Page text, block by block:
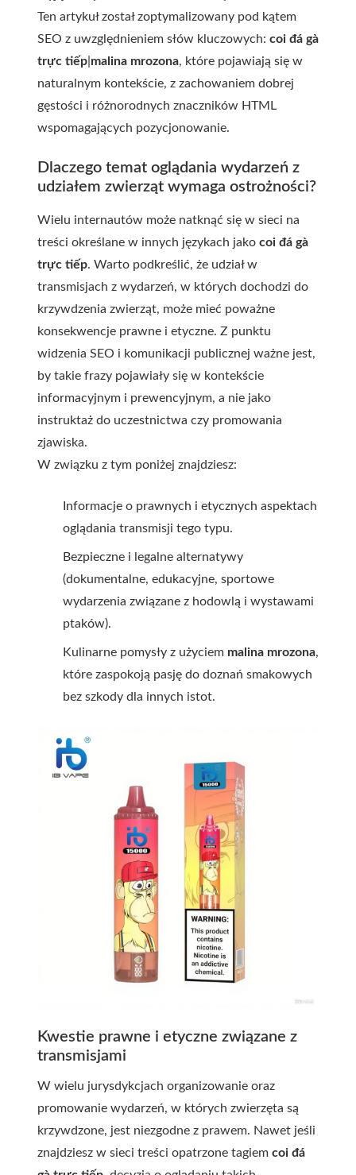
Ten artykuł został zoptymalizowany pod kątem
SEO z uwzględnieniem słów kluczowych: coi đá gà
trực tiếp malina mrozona, które pojawiają się w
naturalnym kontekście, z zachowaniem dobrej
gęstości i różnorodnych znaczników HTML
wspomagających pozycjonowanie.
Dlaczego temat oglądania wydarzeń z
udziałem zwierząt wymaga ostrożności?
Wielu internautów może natknąć się w sieci na
treści określane w innych językach jako coi đá gà
trực tiếp. Warto podkreślić, że udział w
transmisjach z wydarzeń, w których dochodzi do
krzywdzenia zwierząt, może mieć poważne
konsekwencje prawne i etyczne. Z punktu
widzenia SEO i komunikacji publicznej ważne jest,
by takie frazy pojawiały się w kontekście
informacyjnym i prewencyjnym, a nie jako
instruktaż do uczestnictwa czy promowania
zjawiska.
W związku z tym poniżej znajdziesz:
Informacje o prawnych i etycznych aspektach
oglądania transmisji tego typu.
Bezpieczne i legalne alternatywy
(dokumentalne, edukacyjne, sportowe
wydarzenia związane z hodowlą i wystawami
ptaków).
Kulinarne pomysły z użyciem malina mrozona,
które zaspokoją pasję do doznań smakowych
bez szkody dla innych istot.
Kwestie prawne i etyczne związane z
transmisjami
W wielu jurysdykcjach organizowanie oraz
promowanie wydarzeń, w których zwierzęta są
krzywdzone, jest niezgodne z prawem. Nawet jeśli
znajdziesz w sieci treści opatrzone tagiem coi đá